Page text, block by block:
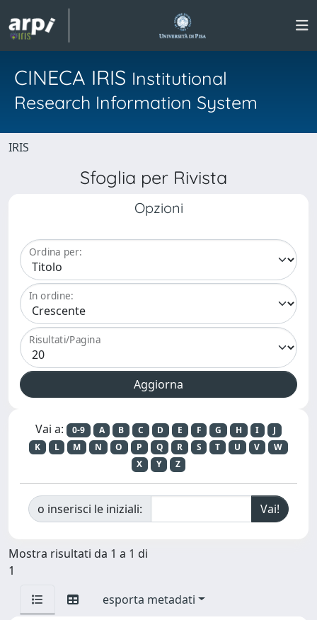
CINECA IRIS Institutional
Research Information System
IRIS
Sfoglia per Rivista
Opzioni
Ordina per:
In ordine:
Risultati/Pagina
Vai a: 0-9 A B C D E F G H I
J
K
L M N O P Q R S T U V
W
X
Y Z
o inserisci le iniziali:
Mostra risultati da 1 a 1 di
1
esporta metadati